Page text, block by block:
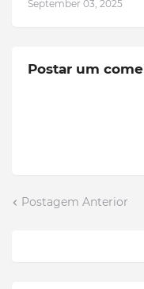
September 03, 2025
Postar um
Postagem Anterior